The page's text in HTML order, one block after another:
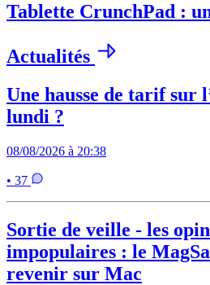
Tablette CrunchPad :
Actualités
Une hausse de tarif sur
lundi ?
08/08/2026 à 20:38
• 37
Sortie de veille - les
impopulaires : le
revenir sur Mac